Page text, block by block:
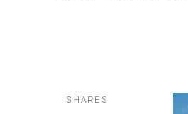
SHARES